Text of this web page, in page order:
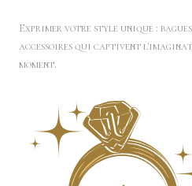
Exprimer votre style unique :
accessoires qui captivent
moment.